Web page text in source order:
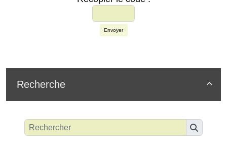
Envoyer

Recherche